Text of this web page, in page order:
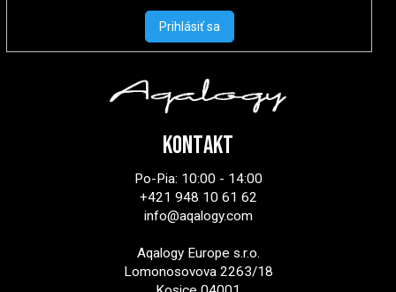
Prihlásiť sa
KONTAKT
Po-Pia: 10:00 - 14:00
+421 948 10 61 62
info@aqalogy.com
Aqalogy Europe s.r.o.
Lomonosovova 2263/18